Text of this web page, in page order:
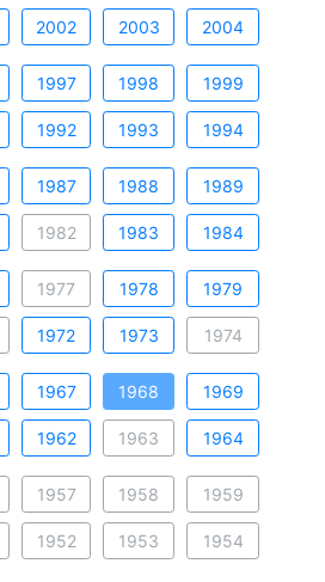
2002 2003 2004
1997 1998 1999
1992 1993 1994
1987 1988 1989
1982 1983 1984
1977 1978 1979
1972 1973 1974
1967 1968 1969
1962 1963 1964
1957 1958 1959
1952 1953 1954